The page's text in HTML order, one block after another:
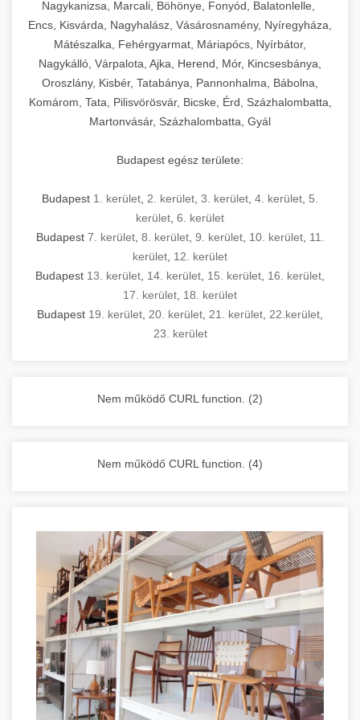
Ipari sütők és gőzpárolók katalógusa -
chef-iparikonyhagepek.hu
berendezések
használatot, miközben megfelel az összes
higiéniai előírásnak.
Ipari hűtőberendezések széles
választéka - chef-iparikonyhagepek.hu
kereskedelmi hűtőegység és hűtőkamra rendszerek
hőmérsékletet és vízminőséget figyelő
rendszerekkel, valamint energiatakarékos
technológiával rendelkeznek. A rozsdamentes
acél konstrukció és a könnyen hozzáférhető
karbantartási pontok biztosítják a hosszú
élettartamot és az egyszerű üzemeltetést.
Ipari mosogatógépek teljes kínálata -
kereskedelmi mosogatógép és tisztítóberendezések
tisztíthatók, szétszerelhetők és karbantarthatók,
megfelelnek az összes élelmiszer-biztonsági
előírásnak. Különböző teljesítményű modellek
állnak rendelkezésre asztali és állványos
kivitelben, az egyedi igények és a
feldolgozandó mennyiségek függvényében.
Biztonságos kezelést biztosító védőburkolatok
számára.
Sajtreszelő gépek szakmai választéka -
chef-iparikonyhagepek.hu
kereskedelmi sajtreszelő és aprítógépek
berendezést magában foglal, amely szükséges
egy modern, hatékonyan működő
kereskedelmi konyha komplett felszereléséhez
és működtetéséhez. Az alapvető
főzőberendezésektől (tűzhelyek, sütők,
grillsütők, frittőzök) kezdve a speciális
feldolgozógépeken (szeletelők, aprítók,
kiegészítő eszközökig mindent egy helyen
megtalál. Szakértő tanácsadóink segítenek a
megfelelő berendezések kiválasztásában, a
konyha optimális elrendezésének
megtervezésében, valamint a telepítés és az
üzembe helyezés koordinálásában. Hosszú távú
garancia, gyors szerviz és folyamatos műszaki
támogatás biztosítja az Ön nyugalmát és
Nagykonyhai berendezések komplett
Nagykanizsa, Marcali, Böhönye, Fonyód, Balatonlelle,
Encs, Kisvárda, Nagyhalász, Vásárosnamény, Nyíregyháza,
Mátészalka, Fehérgyarmat, Máriapócs, Nyírbátor,
Nagykálló, Várpalota, Ajka, Herend, Mór, Kincsesbánya,
Oroszlány, Kisbér, Tatabánya, Pannonhalma, Bábolna,
Komárom, Tata, Pilisvörösvár, Bicske, Érd, Százhalombatta,
Martonvásár, Százhalombatta, Gyál
Budapest egész területe:
Budapest 1. kerület 2. kerület 3. kerület 4. kerület 5.
kerület 6. kerület
Budapest 7. kerület, 8. kerület, 9. kerület, 10. kerület, 11.
kerület 12. kerület
Budapest 13. kerület 14. kerület 15. kerület 16. kerület
17. kerület 18. kerület
Budapest 19. kerület 20. kerület 21. kerület 22.kerület
23. kerület
Nem működő CURL function. (2)
Nem működő CURL function. (4)